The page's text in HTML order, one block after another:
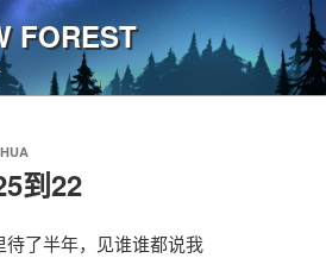
FOREST
到22
待了半年，见谁谁都说我